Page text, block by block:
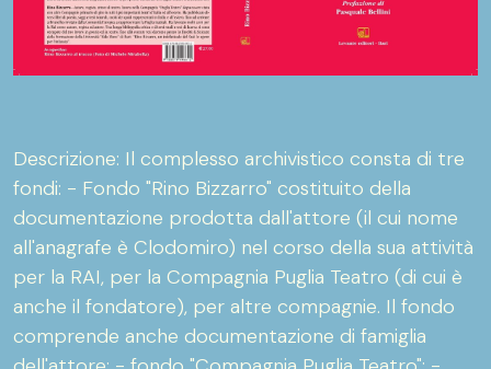
Descrizione: Il complesso archivistico consta di tre
fondi: - Fondo "Rino Bizzarro" costituito della
documentazione prodotta dall'attore (il cui nome
all'anagrafe è Clodomiro) nel corso della sua attività
per la RAI, per la Compagnia Puglia Teatro (di cui è
anche il fondatore), per altre compagnie. Il fondo
comprende anche documentazione di famiglia